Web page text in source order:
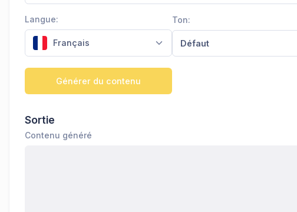
Langue:
Français
Ton:
Défaut
Générer du contenu
Sortie
Contenu généré